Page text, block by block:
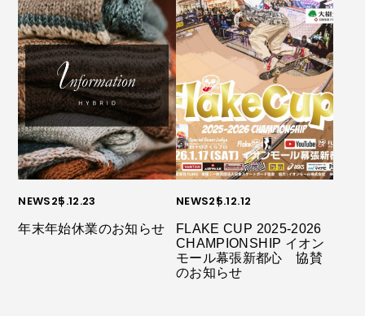
NEWS25.12.23
年末年始休業のお知らせ
NEWS25.12.12
FLAKE CUP 2025-2026
CHAMPIONSHIP イオン
モール幕張新都心 協賛
のお知らせ